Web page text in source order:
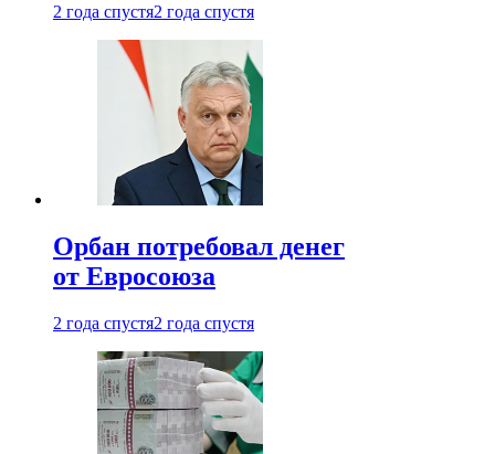
2 года спустя2 года спустя
Орбан потребовал денег
от Евросоюза
2 года спустя2 года спустя